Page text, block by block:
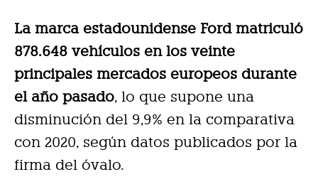
La marca estadounidense Ford matriculó
878.648 vehículos en los veinte
principales mercados europeos durante
el año pasado, lo que supone una
disminución del 9,9% en la comparativa
con 2020, según datos publicados por la
firma del óvalo.